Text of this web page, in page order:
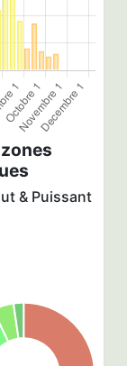
& Puissant